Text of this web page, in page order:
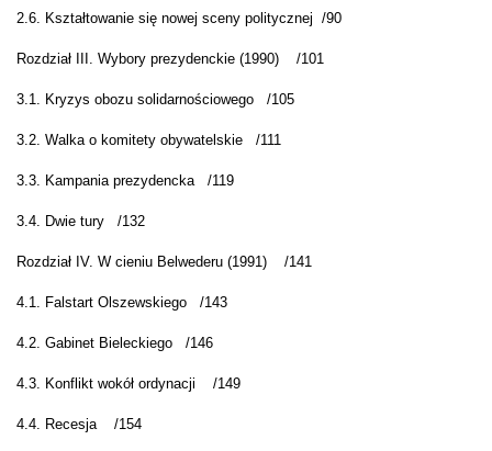
2.6. Kształtowanie się nowej sceny politycznej /90
Rozdział III. Wybory prezydenckie (1990) /101
3.1. Kryzys obozu solidarnościowego /105
3.2. Walka o komitety obywatelskie /111
3.3. Kampania prezydencka /119
3.4. Dwie tury /132
Rozdział IV. W cieniu Belwederu (1991) /141
4.1. Falstart Olszewskiego /143
4.2. Gabinet Bieleckiego /146
4.3. Konflikt wokół ordynacji /149
4.4. Recesja /154